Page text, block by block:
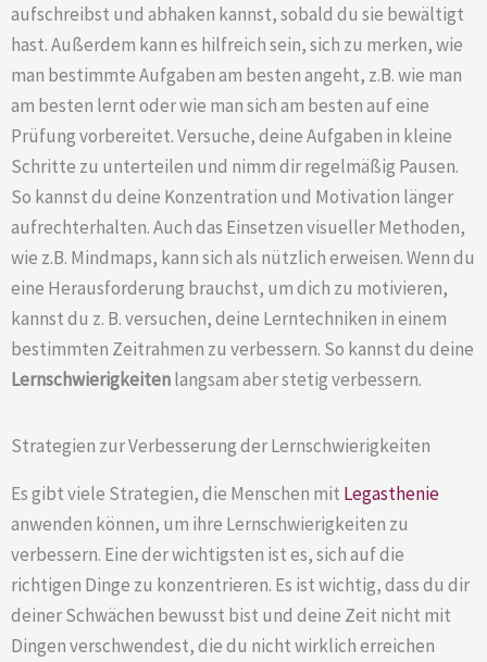
aufschreibst und abhaken kannst, sobald du sie bewältigt
hast. Außerdem kann es hilfreich sein, sich zu merken, wie
man bestimmte Aufgaben am besten angeht, z.B. wie man
am besten lernt oder wie man sich am besten auf eine
Prüfung vorbereitet. Versuche, deine Aufgaben in kleine
Schritte zu unterteilen und nimm dir regelmäßig Pausen.
So kannst du deine Konzentration und Motivation länger
aufrechterhalten. Auch das Einsetzen visueller Methoden,
wie z.B. Mindmaps, kann sich als nützlich erweisen. Wenn du
eine Herausforderung brauchst, um dich zu motivieren,
kannst du z. B. versuchen, deine Lerntechniken in einem
bestimmten Zeitrahmen zu verbessern. So kannst du deine
Lernschwierigkeitenlangsam aber stetig verbessern.
Strategien zur Verbesserung der Lernschwierigkeiten
Es gibt viele Strategien, die Menschen mit Legasthenie
anwenden können, um ihre Lernschwierigkeiten zu
verbessern. Eine der wichtigsten ist es, sich auf die
richtigen Dinge zu konzentrieren. Es ist wichtig, dass du dir
deiner Schwächen bewusst bist und deine Zeit nicht mit
Dingen verschwendest, die du nicht wirklich erreichen